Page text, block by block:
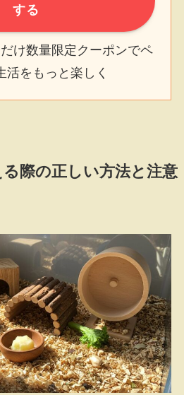
する
け数量限定クーポンでペ
活をもっと楽しく
際の正しい方法と注意